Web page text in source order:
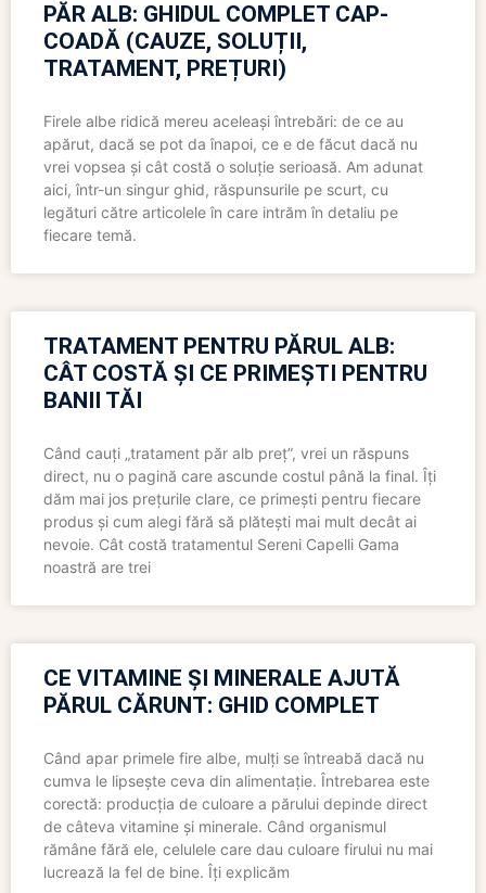
PĂR ALB: GHIDUL COMPLET CAP-
COADĂ (CAUZE, SOLUȚII,
TRATAMENT, PREȚURI)
Firele albe ridică mereu aceleași întrebări: de ce au
apărut, dacă se pot da înapoi, ce e de făcut dacă nu
vrei vopsea și cât costă o soluție serioasă. Am adunat
aici, într-un singur ghid, răspunsurile pe scurt, cu
legături către articolele în care intrăm în detaliu pe
fiecare temă.
TRATAMENT PENTRU PĂRUL ALB:
CÂT COSTĂ ȘI CE PRIMEȘTI PENTRU
BANII TĂI
Când cauți „tratament păr alb preț”, vrei un răspuns
direct, nu o pagină care ascunde costul până la final. Îți
dăm mai jos prețurile clare, ce primești pentru fiecare
produs și cum alegi fără să plătești mai mult decât ai
nevoie. Cât costă tratamentul Sereni Capelli Gama
noastră are trei
CE VITAMINE ȘI MINERALE AJUTĂ
PĂRUL CĂRUNT: GHID COMPLET
Când apar primele fire albe, mulți se întreabă dacă nu
cumva le lipsește ceva din alimentație. Întrebarea este
corectă: producția de culoare a părului depinde direct
de câteva vitamine și minerale. Când organismul
rămâne fără ele, celulele care dau culoare firului nu mai
lucrează la fel de bine. Îți explicăm